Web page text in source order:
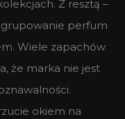
Z resztą –
perfum
Wiele zapachów
że marka nie jest
okiem na